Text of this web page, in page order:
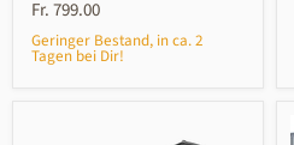
Fr. 799.00
Geringer Bestand, in ca. 2
Tagen bei Dir!